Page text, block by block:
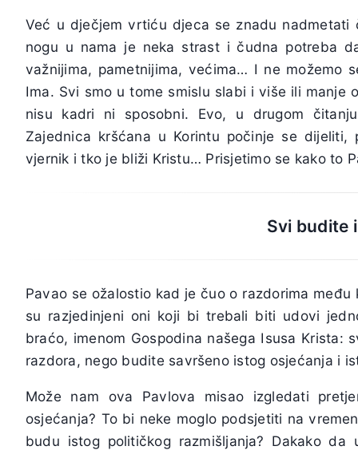
Već u dječjem vrtiću djeca se znadu
nogu u nama je neka strast i čudna potreba
važnijima, pametnijima, većima… I ne možemo
Ima. Svi smo u tome smislu slabi i više ili manje
nisu kadri ni sposobni. Evo, u drugom
Zajednica kršćana u Korintu počinje se
vjernik i tko je bliži Kristu… Prisjetimo se kako to
Svi budite
Pavao se ožalostio kad je čuo o razdorima
su razjedinjeni oni koji bi trebali biti udovi
braćo, imenom Gospodina našega Isusa
razdora, nego budite savršeno istog osjećanja i
Može nam ova Pavlova misao izgledati
osjećanja? To bi neke moglo podsjetiti na
budu istog političkog razmišljanja? Dakako